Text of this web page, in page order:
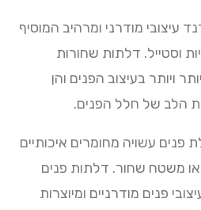
עיצובי מודרני ומרהיב המוסיף
וסטייל. דלתות שחורות
ויותר בעיצוב הפנים והן
הלב של חלל הפנים.
עשויה מחומרים איכותיים
משטח שחור. דלתות פנים
פנים מודרניים ומיוצרות